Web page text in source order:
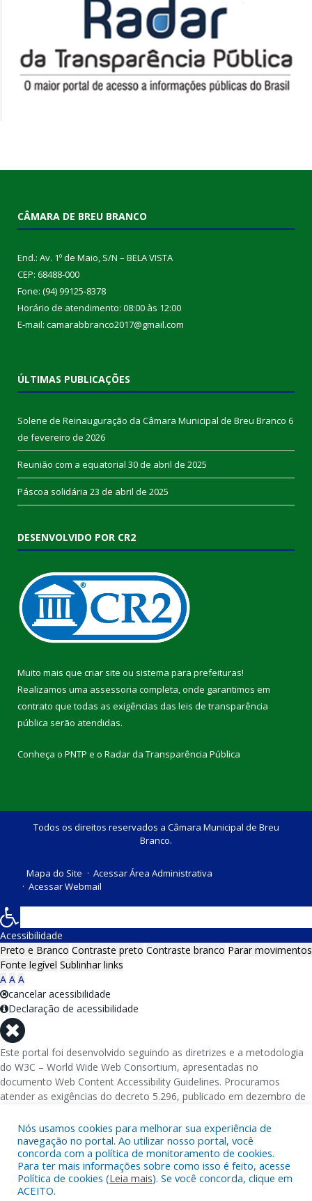
CÂMARA DE BREU BRANCO
End.: Av. 1º de Maio, S/N – BELA VISTA
CEP: 68488-000
Fone: (94) 99125-8378
Horário de atendimento: 08:00 às 12:00
E-mail: camarabbranco2017@gmail.com
ÚLTIMAS PUBLICAÇÕES
Solene de Reinauguração da Câmara Municipal de Breu Branco 6
de fevereiro de 2026
Reunião com a equatorial 30 de abril de 2025
Páscoa solidária 23 de abril de 2025
DESENVOLVIDO POR CR2
Muito mais que criar site ou sistema para prefeituras!
Realizamos uma assessoria completa, onde garantimos em
contrato que todas as exigências das leis de transparência
pública serão atendidas.
Conheça o PNTP e o Radar da Transparência Pública
Todos os direitos reservados a Câmara Municipal de Breu
Branco.
Mapa do Site
Acessar Área Administrativa
Acessar Webmail
Nós usamos cookies para melhorar sua experiência de
navegação no portal. Ao utilizar nosso portal, você
concorda com a política de monitoramento de cookies.
Para ter mais informações sobre como isso é feito, acesse
Política de cookies (Leia mais). Se você concorda, clique em
ACEITO.
Acessibilidade
Preto e Branco Contraste preto Contraste branco Parar movimentos
Fonte legível Sublinhar links
A A A
cancelar acessibilidade
Declaração de acessibilidade
Este portal foi desenvolvido seguindo as diretrizes e a metodologia
do W3C – World Wide Web Consortium, apresentadas no
documento Web Content Accessibility Guidelines. Procuramos
atender as exigências do decreto 5.296, publicado em dezembro de
eletrônicos da administração pública na rede mundial de
computadores para o uso das pessoas com necessidades especiais,
garantindo-lhes o pleno acesso aos conteúdos disponíveis.
Além de validações automáticas, foram realizados testes em
diversos navegadores e através do utilitário de acesso a Internet do